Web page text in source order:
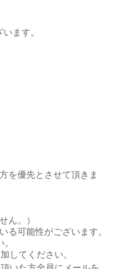
ます。
を優先とさせて頂きま
ん。）
可能性がございます。
してください。